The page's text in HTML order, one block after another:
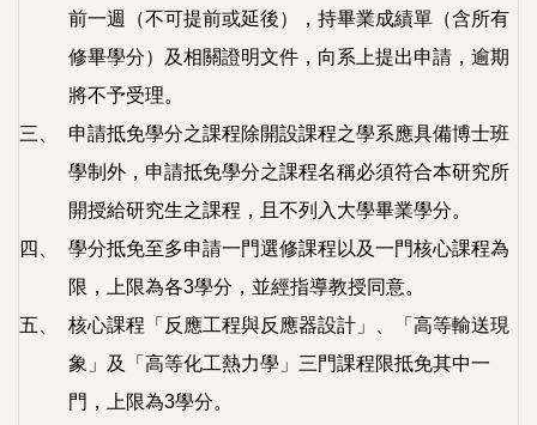
前一週（不可提前或延後），持畢業成績單（含所有
修畢學分）及相關證明文件，向系上提出申請，逾期
將不予受理。
三、
申請抵免學分之課程除開設課程之學系應具備博士班
學制外，申請抵免學分之課程名稱必須符合本研究所
開授給研究生之課程，且不列入大學畢業學分。
四、
學分抵免至多申請一門選修課程以及一門核心課程為
限，上限為各3學分，並經指導教授同意。
五、
核心課程「反應工程與反應器設計」、「高等輸送現
象」及「高等化工熱力學」三門課程限抵免其中一
門，上限為3學分。